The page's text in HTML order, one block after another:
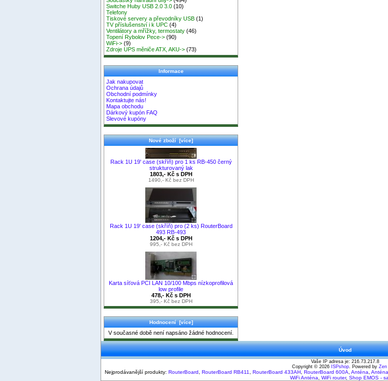
Switche Huby USB 2.0 3.0 (10)
Telefony
Tiskové servery a převodníky USB (1)
TV příslušenství i k UPC (4)
Ventilátory a mřížky, termostaty (46)
Topení Rybolov Pece-> (90)
WiFi-> (9)
Zdroje UPS měniče ATX, AKU-> (73)
Informace
Jak nakupovat
Ochrana údajů
Obchodní podmínky
Kontaktujte nás!
Mapa obchodu
Dárkový kupón FAQ
Slevové kupóny
Nové zboží [více]
Rack 1U 19' case (skříň) pro 1 ks RB-450 černý
strukturovaný lak
1803,- Kč s DPH
1490,- Kč bez DPH
Rack 1U 19' case (skříň) pro (2 ks) RouterBoard
493 RB-493
1204,- Kč s DPH
995,- Kč bez DPH
Karta síťová PCI LAN 10/100 Mbps nízkoprofilová
low profile
478,- Kč s DPH
395,- Kč bez DPH
Hodnocení [více]
V současné době není napsáno žádné hodnocení.
Úvod
Vaše IP adresa je: 216.73.217.8
Copyright © 2026 ISPshop. Powered by Zen
Nejprodávanější produkty: RouterBoard RouterBoard RB411 RouterBoard 433AH RouterBoard 600A Anténa
WiFi Anténa
WiFi router, Shop EMOS -